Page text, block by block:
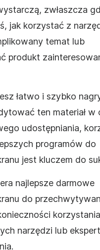
zwłaszcza
jak korzystać z
temat lub
produkt
łatwo i szybko
ten materiał w
udostępniania,
programów do
jest kluczem do
najlepsze darmowe
do
narzędzi lub